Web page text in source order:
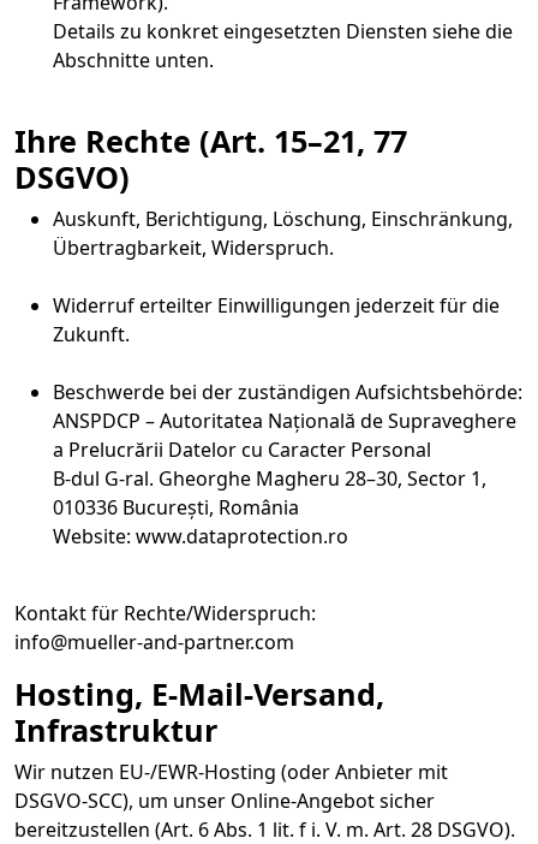
Details zu konkret eingesetzten Diensten siehe die
Abschnitte unten.
Ihre Rechte (Art. 15–21, 77
DSGVO)
Auskunft, Berichtigung, Löschung, Einschränkung,
Übertragbarkeit, Widerspruch.
Widerruf erteilter Einwilligungen jederzeit für die
Zukunft.
Beschwerde bei der zuständigen Aufsichtsbehörde:
ANSPDCP – Autoritatea Națională de Supraveghere
a Prelucrării Datelor cu Caracter Personal
B-dul G-ral. Gheorghe Magheru 28–30, Sector 1,
010336 București, România
Website: www.dataprotection.ro
Kontakt für Rechte/Widerspruch:
info@mueller-and-partner.com
Hosting, E-Mail-Versand,
Infrastruktur
Wir nutzen EU-/EWR-Hosting (oder Anbieter mit
DSGVO-SCC), um unser Online-Angebot sicher
bereitzustellen (Art. 6 Abs. 1 lit. f i. V. m. Art. 28 DSGVO).